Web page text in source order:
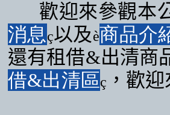
歡迎來參觀本
消息ç以及è商品介
還有租借&出清商
借&出清區ç ，歡